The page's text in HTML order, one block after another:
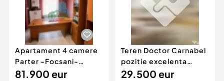
Doriți să vizionați Proprietatea ? Programează o
vizită chiar astăzi !
Număr niveluri imobil:
Număr Băi:3
Curent
Apă
Apartament 4 camere
Parter -Focsani-
Central
81.900 eur
Teren Doctor Carnabel
pozitie excelenta
Toate utilitatile
29.500 eur